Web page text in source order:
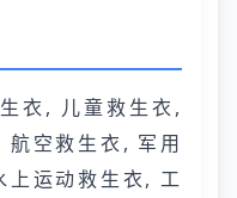
衣, 儿童救生衣,
空救生衣, 军用
运动救生衣, 工